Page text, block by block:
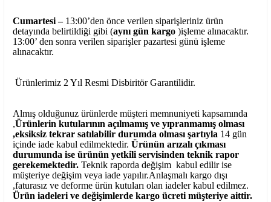
Cumartesi – 13:00’den önce verilen siparişleriniz ürün
detayında belirtildiği gibi (aynı gün kargo )işleme alınacaktır.
13:00’ den sonra verilen siparişler pazartesi günü işleme
alınacaktır.
Ürünlerimiz 2 Yıl Resmi Disbiritör Garantilidir.
Almış olduğunuz ürünlerde müşteri memnuniyeti kapsamında
,Ürünlerin kutularının açılmamış ve yıpranmamış olması
,eksiksiz tekrar satılabilir durumda olması şartıyla 14 gün
içinde iade kabul edilmektedir. Ürünün arızalı çıkması
durumunda ise ürünün yetkiliservisinden teknik rapor
gerekemektedir. Teknik raporda değişim kabul edilir ise
müşteriye değişim veya iade yapılır.Anlaşmalı kargo dışı
,faturasız ve deforme ürün kutuları olan iadeler kabul edilmez.
Ürün iadeleri ve değişimlerde kargo ücreti müşteriye aittir.